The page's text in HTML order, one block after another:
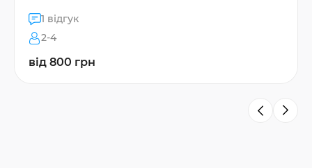
1 відгук
2-4
від 800 грн